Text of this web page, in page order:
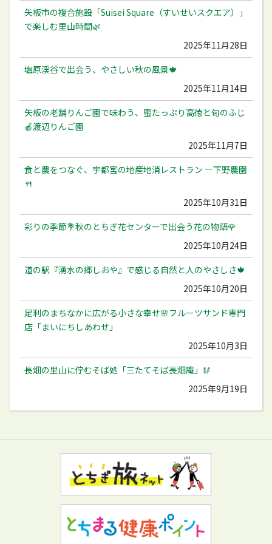
矢板市の複合施設「Suisei Square（すいせいスクエア）」
で楽しむ里山時間🌿
2025年11月28日
塩原渓谷で出会う、やさしい秋の風景🍁
2025年11月14日
矢板の老舗りんご園で味わう、蜜たっぷり高徳と旬のふじ
🍎渡辺りんご園
2025年11月7日
食と農をつなぐ、宇都宮の地産地消レストラン ―下野農園
🍴
2025年10月31日
彩りの季節💐秋のとちぎ花センターで出会う花の物語🌹
2025年10月24日
道の駅『湧水の郷しおや』で感じる自然と人のやさしさ🍁
2025年10月20日
足利のまちなかに広がる小さな幸せ🌸フルーツサンド専門
店「まいにちしあわせ」
2025年10月3日
長畑の里山に佇むそば処「三たてそば長畑庵」🥢
2025年9月19日